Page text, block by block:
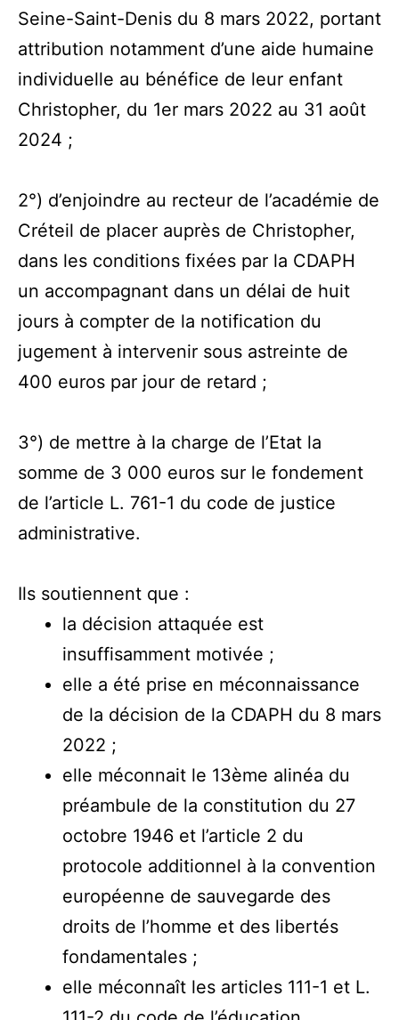
Seine-Saint-Denis du 8 mars 2022, portant
attribution notamment d’une aide humaine
individuelle au bénéfice de leur enfant
Christopher, du 1er mars 2022 au 31 août
2024 ;
2°) d’enjoindre au recteur de l’académie de
Créteil de placer auprès de Christopher,
dans les conditions fixées par la CDAPH
un accompagnant dans un délai de huit
jours à compter de la notification du
jugement à intervenir sous astreinte de
400 euros par jour de retard ;
3°) de mettre à la charge de l’Etat la
somme de 3 000 euros sur le fondement
de l’article L. 761-1 du code de justice
administrative.
Ils soutiennent que :
la décision attaquée est
insuffisamment motivée ;
elle a été prise en méconnaissance
de la décision de la CDAPH du 8 mars
2022 ;
elle méconnait le 13ème alinéa du
préambule de la constitution du 27
octobre 1946 et l’article 2 du
protocole additionnel à la convention
européenne de sauvegarde des
droits de l’homme et des libertés
fondamentales ;
elle méconnaît les articles 111-1 et L.